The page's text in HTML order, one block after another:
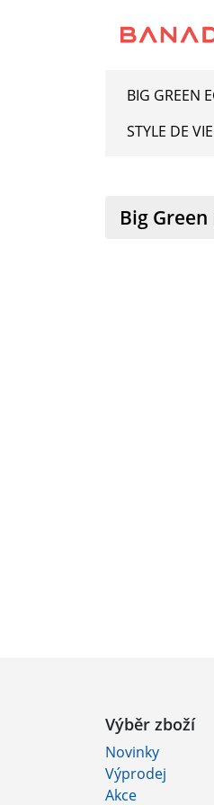
BIG GREEN
STYLE DE VIE
Big Green
Výběr zboží
Novinky
Výprodej
Akce